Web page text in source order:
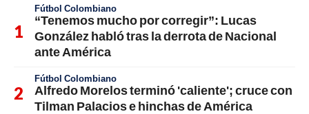
Fútbol Colombiano
“Tenemos mucho por corregir”: Lucas
González habló tras la derrota de Nacional
ante América
Fútbol Colombiano
Alfredo Morelos terminó 'caliente'; cruce con
Tilman Palacios e hinchas de América